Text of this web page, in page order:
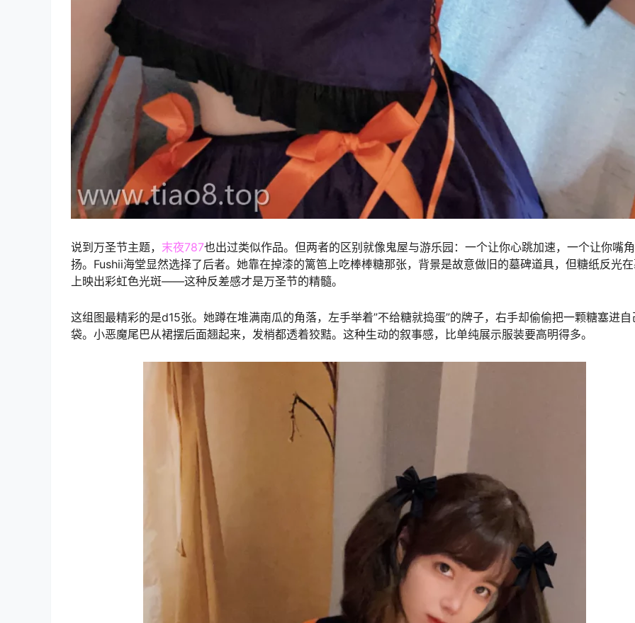
说到万圣节主题， 末夜787也出过类似作品。但两者的区别就像鬼屋与游乐园：一个让你心跳加速，一个让你嘴
扬。Fushii海堂显然选择了后者。她靠在掉漆的篱笆上吃棒棒糖那张，背景是故意做旧的墓碑道具，但糖纸反光
上映出彩虹色光斑——这种反差感才是万圣节的精髓。
这组图最精彩的是d15张。她蹲在堆满南瓜的角落，左手举着”不给糖就捣蛋”的牌子，右手却偷偷把一颗糖塞进自
袋。小恶魔尾巴从裙摆后面翘起来，发梢都透着狡黠。这种生动的叙事感，比单纯展示服装要高明得多。